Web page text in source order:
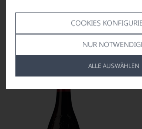
COOKIES
NUR
ALLE AUSWÄHLEN
Domaine Santa Duc Le Pied
CHÂTEAUNEUF-DU-PAPE AOP